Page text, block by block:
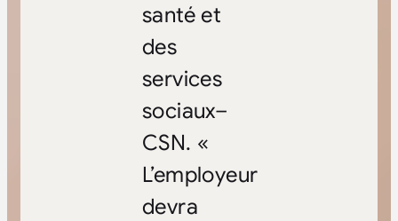
santé et
des
services
sociaux–
CSN. «
L’employeur
devra